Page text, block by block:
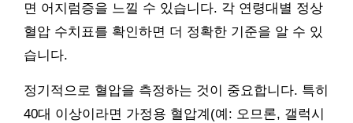
면 어지럼증을 느낄 수 있습니다. 각 연령대별 정상
혈압 수치표를 확인하면 더 정확한 기준을 알 수 있
습니다.
정기적으로 혈압을 측정하는 것이 중요합니다. 특히
40대 이상이라면 가정용 혈압계(예: 오므론, 갤럭시